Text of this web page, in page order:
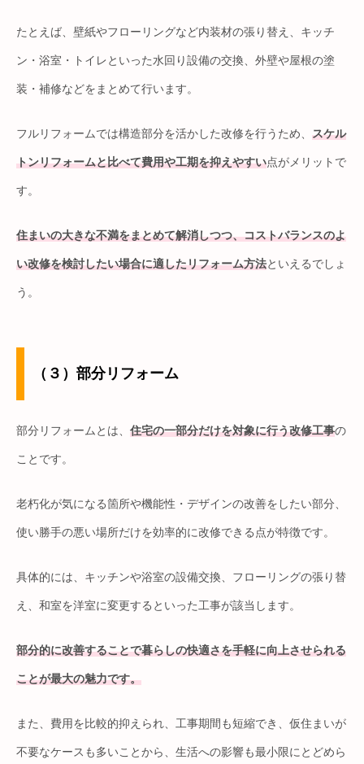
たとえば、壁紙やフローリングなど内装材の張り替え、キッチ
ン・浴室・トイレといった水回り設備の交換、外壁や屋根の塗
装・補修などをまとめて行います。
フルリフォームでは構造部分を活かした改修を行うため、 スケル
トンリフォームと比べて費用や工期を抑えやすい点がメリットで
す。
住まいの大きな不満をまとめて解消しつつ、コストバランスのよ
い改修を検討したい場合に適したリフォーム方法といえるでしょ
う。
（３）部分リフォーム
部分リフォームとは、 住宅の一部分だけを対象に行う改修工事の
ことです。
老朽化が気になる箇所や機能性・デザインの改善をしたい部分、
使い勝手の悪い場所だけを効率的に改修できる点が特徴です。
具体的には、キッチンや浴室の設備交換、フローリングの張り替
え、和室を洋室に変更するといった工事が該当します。
部分的に改善することで暮らしの快適さを手軽に向上させられる
ことが最大の魅力です。
また、費用を比較的抑えられ、工事期間も短縮でき、仮住まいが
不要なケースも多いことから、生活への影響も最小限にとどめら